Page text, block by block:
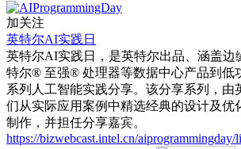
加关注
英特尔AI实践日
英特尔AI实践日，是英特尔出品、涵盖边
特尔® 至强® 处理器等数据中心产品到低
系列人工智能实践分享。该分享系列，由
们从实际应用案例中精选经典的设计及优
制作，并担任分享嘉宾。
https://bizwebcast.intel.cn/aiprogrammingday/